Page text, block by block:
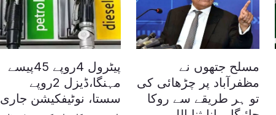
مسلح جتھوں نے
مظفرآباد پر چڑھائی کی
تو ہر طریقے سے روکا
پیٹرول 4روپے 45پیسے
مہنگا،ڈیزل 2روپے
سستا، نوٹیفکیشن جاری